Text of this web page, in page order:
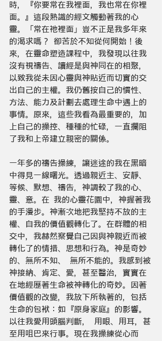
時，『你要常在我裡面，我也常在你裡
面。』這段熟識的經文觸動著我的心
靈。「常在祂裡面」豈不正是我多年來
的渴求嗎？ 卻苦於不知從何開始！後
來，在靈命塑造課程中，我發現以往我
沒有視禱告、讀經是與神同在的相聚，
以致我從未因心靈與神貼近而切實的交
出自己的主權。我仍舊按自己的慣性、
方法、能力及計劃去處理生命中遇上的
事情。原來，這些我看為最重要的，加
上自己的操控、種種的忙碌，一直攔阻
了我和上帝建立親密的關係。
一年多的禱告操練，讓迷途的我在黑暗
中得見一線曙光。透過親近主、安靜、
等候、默想、禱告，神調較了我的心、
靈、意。在 我的心靈花園中，神握著我
的手漫步。神漸次地把我堅持不放的主
權、自我的價值觀轉化了。在群體的相
交中，我赫然察覺自己因與神親近而被
轉化了的情措、思想和行為。神是奇妙
的、無所不知、 無所不能的。我感到被
神接納、肯定、愛，甚至醫治，實實在
在地經歷著生命被神轉化的奇妙。因著
價值觀的改變，我放下所執著的，包括
生命的包袱：如『原身家庭』的影響。
以往我愛用頭腦判斷， 用眼、用耳，甚
至用咀巴來行事。現在我操練從心而